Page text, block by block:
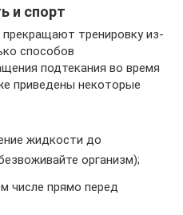
и спорт
тренировку из-
способов
подтекания во время
приведены некоторые
жидкости до
организм);
числе прямо перед